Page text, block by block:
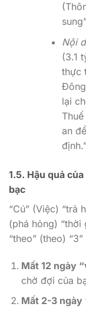
Nội
(3.1
thực
lại
an
1.5. Hậu quả
bạc
“Cú” (Việc) “trả
(phá hỏng) “thời
“theo” (theo)
Mất 12 ngày
chờ đợi của
Mất 2-3 ngày